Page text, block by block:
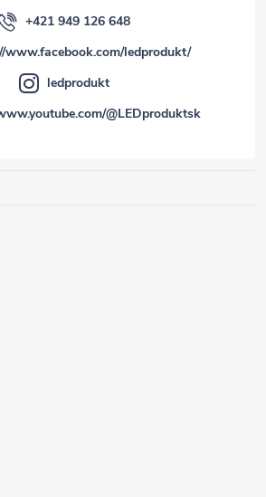
+421 949 126 648
www.facebook.com/ledprodukt/
ledprodukt
@LEDproduktsk